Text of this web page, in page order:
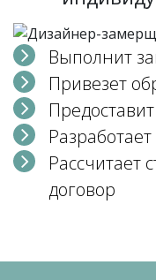
Выполнит
Привезет
Рассчитает
договор